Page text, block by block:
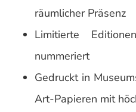
räumlicher Präsenz
Limitierte
nummeriert
Gedruckt in
Art-Papieren mit